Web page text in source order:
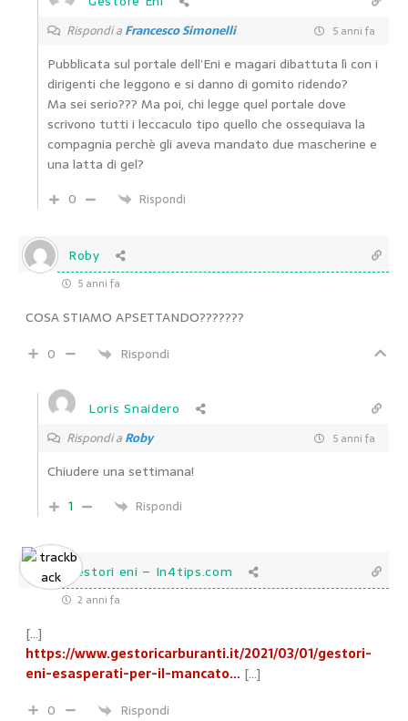
Rispondi aFrancesco Simonelli 5 anni fa
Pubblicata sul portale dell’Eni e magari dibattuta lì con i
dirigenti che leggono e si danno di gomito ridendo?
Ma sei serio??? Ma poi, chi legge quel portale dove
scrivono tutti i leccaculo tipo quello che ossequiava la
compagnia perchè gli aveva mandato due mascherine e
una latta di gel?
0
Rispondi
Roby
5 anni fa
COSA STIAMO APSETTANDO???????
0
Rispondi
Loris Snaidero
Rispondi aRoby 5 anni fa
Chiudere una settimana!
1
Rispondi
gestori eni – In4tips.com
2 anni fa
[…]
https://www.gestoricarburanti.it/2021/03/01/gestori-
eni-esasperati-per-il-mancato… […]
0
Rispondi